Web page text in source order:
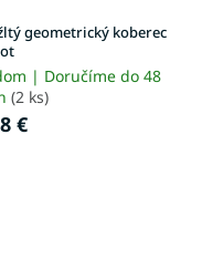
geometrický koberec
| Doručíme do 48
(2 ks)
€